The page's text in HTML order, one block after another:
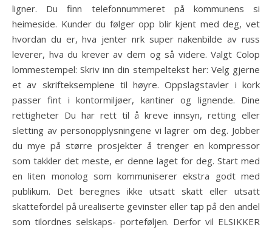
ligner. Du finn telefonnummeret på kommunens si
heimeside. Kunder du følger opp blir kjent med deg, vet
hvordan du er, hva jenter nrk super nakenbilde av russ
leverer, hva du krever av dem og så videre. Valgt Colop
lommestempel: Skriv inn din stempeltekst her: Velg gjerne
et av skrifteksemplene til høyre. Oppslagstavler i kork
passer fint i kontormiljøer, kantiner og lignende. Dine
rettigheter Du har rett til å kreve innsyn, retting eller
sletting av personopplysningene vi lagrer om deg. Jobber
du mye på større prosjekter å trenger en kompressor
som takkler det meste, er denne laget for deg. Start med
en liten monolog som kommuniserer ekstra godt med
publikum. Det beregnes ikke utsatt skatt eller utsatt
skattefordel på urealiserte gevinster eller tap på den andel
som tilordnes selskaps- porteføljen. Derfor vil ELSIKKER